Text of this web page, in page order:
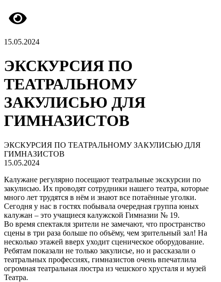
15.05.2024
ЭКСКУРСИЯ ПО
ТЕАТРАЛЬНОМУ
ЗАКУЛИСЬЮ ДЛЯ
ГИМНАЗИСТОВ
ЭКСКУРСИЯ ПО ТЕАТРАЛЬНОМУ ЗАКУЛИСЬЮ ДЛЯ
ГИМНАЗИСТОВ
15.05.2024
Калужане регулярно посещают театральные экскурсии по
закулисью. Их проводят сотрудники нашего театра, которые
много лет трудятся в нём и знают все потаённые уголки.
Сегодня у нас в гостях побывала очередная группа юных
калужан – это учащиеся калужской Гимназии № 19.
Во время спектакля зрители не замечают, что пространство
сцены в три раза больше по объёму, чем зрительный зал! На
несколько этажей вверх уходит сценическое оборудование.
Ребятам показали не только закулисье, но и рассказали о
театральных профессиях, гимназистов очень впечатлила
огромная театральная люстра из чешского хрусталя и музей
Театра.